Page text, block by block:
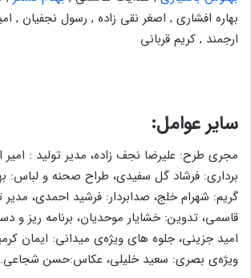
بهاره افشاری , اصغر نقی زاده , رسول نجفیان ,
ارجمند , کریم قربانی
سایر عوامل:
مجری طرح: علیرضا نجف زاده، مدیر تولید : امیر
برداری: فرشاد گل سفیدی، طراح صحنه و لباس:
گریم: شهرام خلج، صدابردار: فرشید احمدی، مدیر
قاسمی، تدوین: خشایار موحدیان، برنامه ریز و
امید جزینی، جلوه های ویژه‌ی میدانی: ایمان
ویژه‌ی بصری: سعید خلیلی، عکاس:حسن شجاعی.